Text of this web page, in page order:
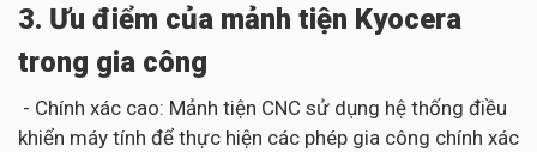
3. Ưu điểm của mảnh tiện Kyocera
trong gia công
- Chính xác cao: Mảnh tiện CNC sử dụng hệ thống điều
khiển máy tính để thực hiện các phép gia công chính xác